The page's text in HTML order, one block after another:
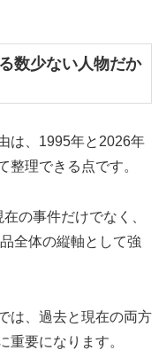
数少ない人物だか
は、1995年と2026年
整理できる点です。
の事件だけでなく、
全体の縦軸として強
は、過去と現在の両方
重要になります。